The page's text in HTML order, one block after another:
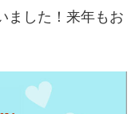
ました！来年もお